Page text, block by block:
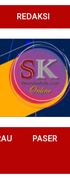
REDAKSI
PASER